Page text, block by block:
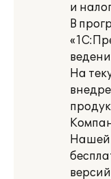
и
В
На
Нашей